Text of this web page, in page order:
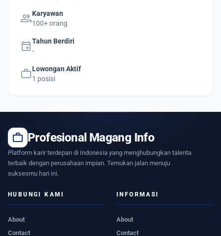
groupKaryawan
100+ orang
eventTahun Berdiri
-
workLowongan Aktif
1 posisi
work Profesional Magang Info
Platform karir terdepan di Indonesia yang menghubungkan talenta
terbaik dengan perusahaan impian. Temukan jalan menuju
suksesmu hari ini.
HUBUNGI KAMI
About
Contact
INFORMASI
About
Contact